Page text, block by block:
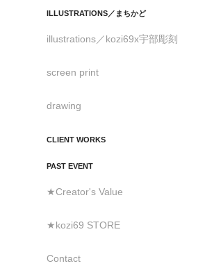
ILLUSTRATIONS／まちかど
illustrations／kozi69x宇部彫刻
screen print
drawing
CLIENT WORKS
PAST EVENT
★Creator's Value
★kozi69 STORE
Contact